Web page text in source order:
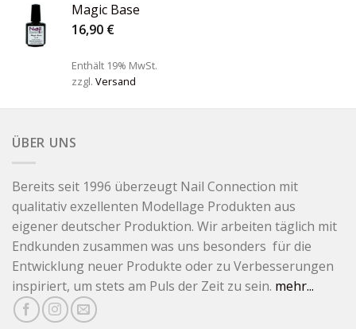
Magic Base
16,90 €
Enthält 19% MwSt.
zzgl. Versand
ÜBER UNS
Bereits seit 1996 überzeugt Nail Connection mit
qualitativ exzellenten Modellage Produkten aus
eigener deutscher Produktion. Wir arbeiten täglich mit
Endkunden zusammen was uns besonders für die
Entwicklung neuer Produkte oder zu Verbesserungen
inspiriert, um stets am Puls der Zeit zu sein. mehr...